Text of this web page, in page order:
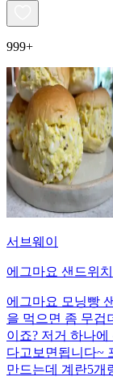
999+
서브웨이
에그마요 샌드위치
에그마요 모닝빵
을 먹으면 좀 무겁
이죠? 저거 하나
다고보면됩니다~
만드는데 계란5개